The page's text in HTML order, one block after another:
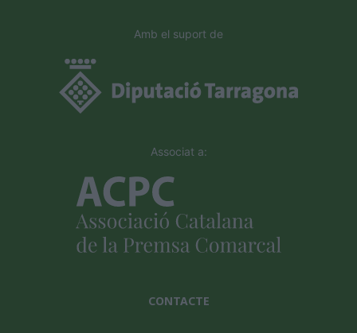
Amb el suport de
Associat a:
CONTACTE